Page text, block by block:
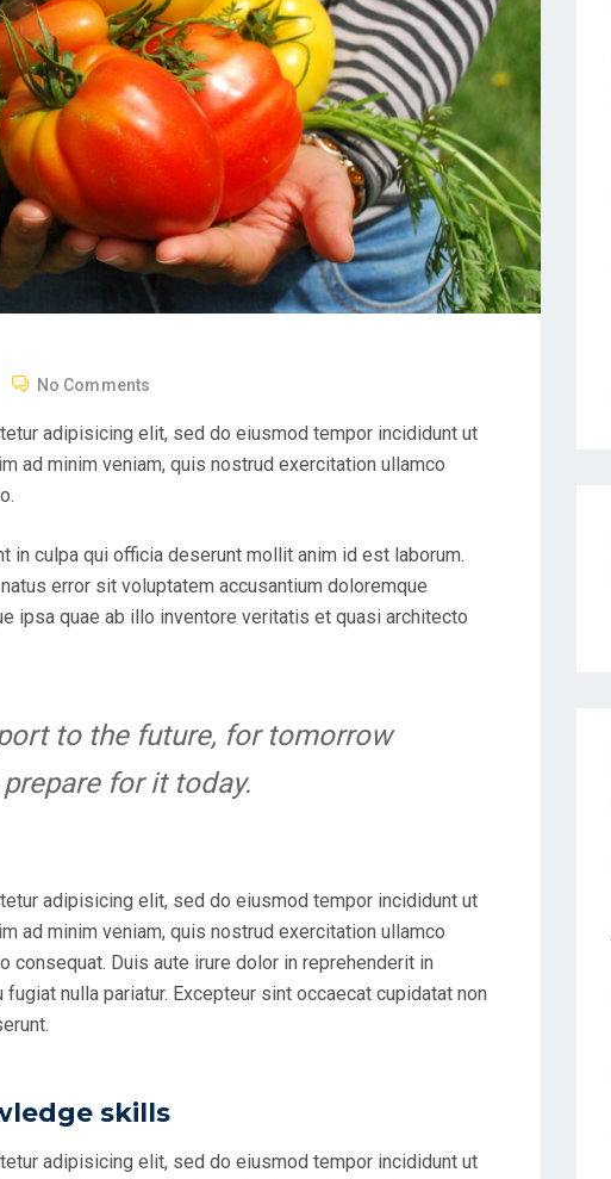
No Comments
adipisicing elit, sed do eiusmod tempor incididunt ut
ad minim veniam, quis nostrud exercitation ullamco
in culpa qui officia deserunt mollit anim id est laborum.
error sit voluptatem accusantium doloremque
ipsa quae ab illo inventore veritatis et quasi architecto
to the future, for tomorrow
for it today.
adipisicing elit, sed do eiusmod tempor incididunt ut
ad minim veniam, quis nostrud exercitation ullamco
consequat. Duis aute irure dolor in reprehenderit in
nulla pariatur. Excepteur sint occaecat cupidatat non
skills
adipisicing elit, sed do eiusmod tempor incididunt ut